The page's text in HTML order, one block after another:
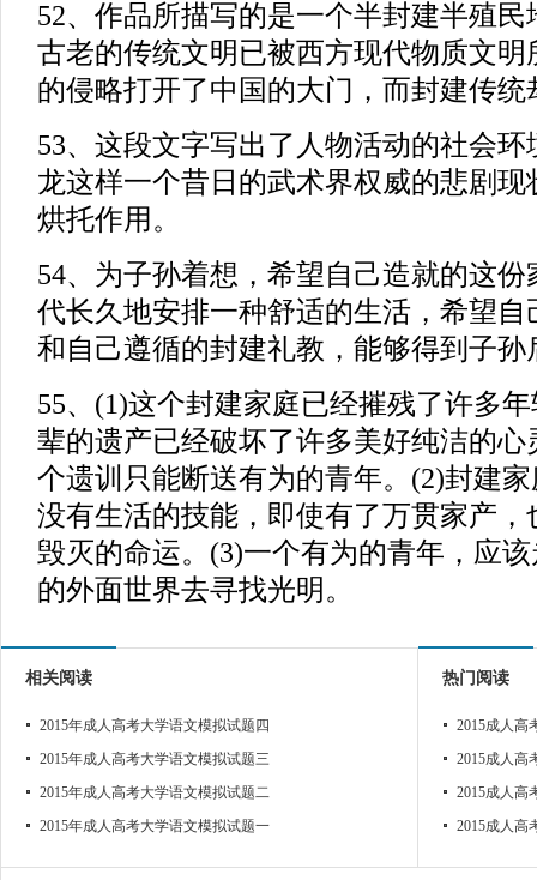
52、作品所描写的是一个半封建半殖
古老的传统文明已被西方现代物质文明
的侵略打开了中国的大门，而封建传统
53、这段文字写出了人物活动的社会
龙这样一个昔日的武术界权威的悲剧
烘托作用。
54、为子孙着想，希望自己造就的这
代长久地安排一种舒适的生活，希望自
和自己遵循的封建礼教，能够得到子孙
55、(1)这个封建家庭已经摧残了许多
辈的遗产已经破坏了许多美好纯洁的心
个遗训只能断送有为的青年。(2)封建
没有生活的技能，即使有了万贯家产，
毁灭的命运。(3)一个有为的青年，应
的外面世界去寻找光明。
相关阅读
2015年成人高考大学语文模拟试题四
2015年成人高考大学语文模拟试题三
2015年成人高考大学语文模拟试题二
2015年成人高考大学语文模拟试题一
热门阅读
2015成人高
2015成人高
2015成人高
2015成人高